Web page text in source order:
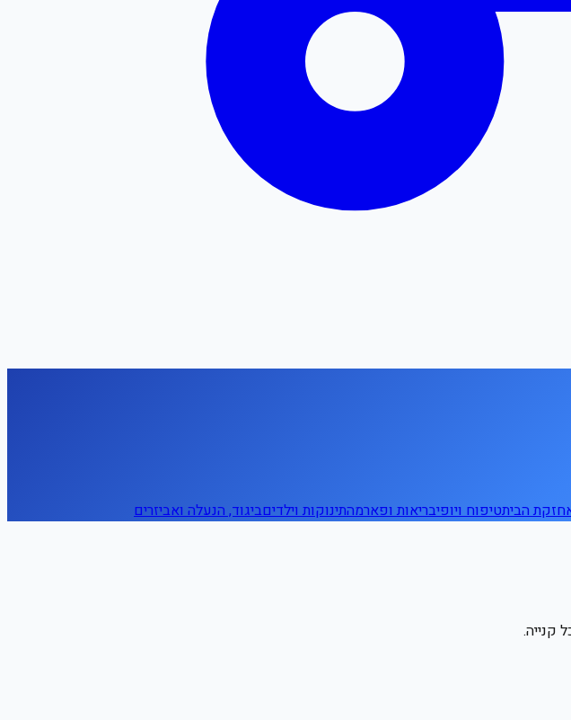
הביתטיפוח ויופיבריאות ופארמהתינוקות וילדיםביגוד, הנעלה ואביזרים
קנייה.